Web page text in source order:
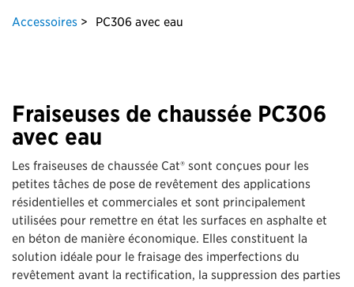
Accessoires PC306 avec eau
Fraiseuses de chaussée PC306
avec eau
Les fraiseuses de chaussée Cat® sont conçues pour les
petites tâches de pose de revêtement des applications
résidentielles et commerciales et sont principalement
utilisées pour remettre en état les surfaces en asphalte et
en béton de manière économique. Elles constituent la
solution idéale pour le fraisage des imperfections du
revêtement avant la rectification, la suppression des parties